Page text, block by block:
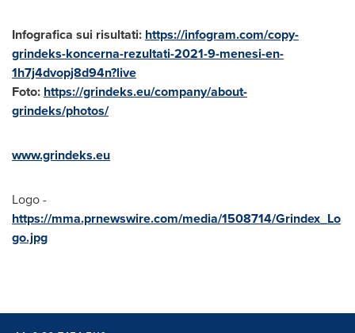
Infografica sui risultati: https://infogram.com/copy-
grindeks-koncerna-rezultati-2021-9-menesi-en-
1h7j4dvopj8d94n?live
Foto: https://grindeks.eu/company/about-
grindeks/photos/
www.grindeks.eu
Logo -
https://mma.prnewswire.com/media/1508714/Grindex_Lo
go.jpg